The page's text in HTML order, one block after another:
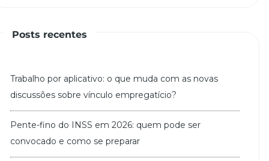
Posts recentes
Trabalho por aplicativo: o que muda com as novas
discussões sobre vínculo empregatício?
Pente-fino do INSS em 2026: quem pode ser
convocado e como se preparar